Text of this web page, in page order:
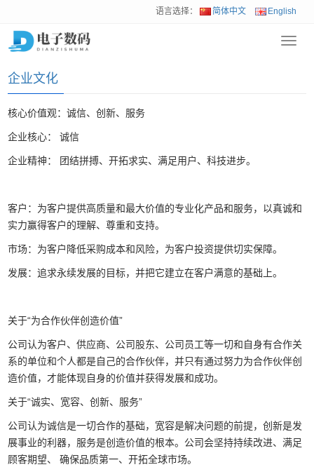
语言选择： 简体中文 English
首页>关于我们
企业文化
核心价值观：诚信、创新、服务
企业核心： 诚信
企业精神： 团结拼搏、开拓求实、满足用户、科技进步。
客户：为客户提供高质量和最大价值的专业化产品和服务，以真诚和
实力赢得客户的理解、尊重和支持。
市场：为客户降低采购成本和风险，为客户投资提供切实保障。
发展：追求永续发展的目标，并把它建立在客户满意的基础上。
关于“为合作伙伴创造价值”
公司认为客户、供应商、公司股东、公司员工等一切和自身有合作关
系的单位和个人都是自己的合作伙伴，并只有通过努力为合作伙伴创
造价值，才能体现自身的价值并获得发展和成功。
关于“诚实、宽容、创新、服务”
公司认为诚信是一切合作的基础，宽容是解决问题的前提，创新是发
展事业的利器，服务是创造价值的根本。公司会坚持持续改进、满足
顾客期望、 确保品质第一、开拓全球市场。